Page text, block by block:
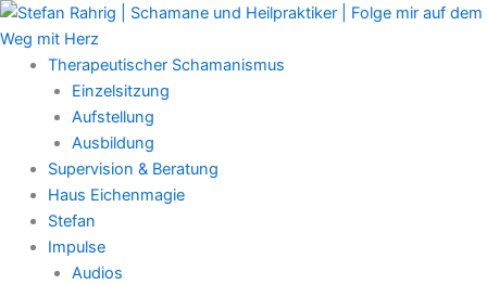
Zum
Inhalt
springenTherapeutischer Schamanismus
Einzelsitzung
Aufstellung
Ausbildung
Supervision & Beratung
Haus Eichenmagie
Stefan
Impulse
Audios
Main
Menu